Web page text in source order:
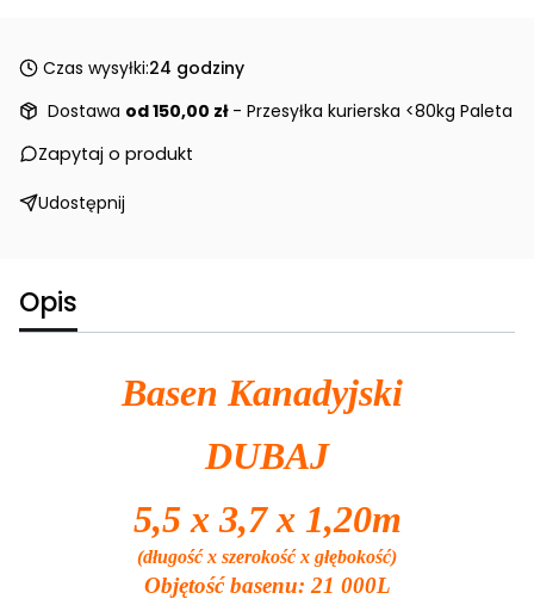
Czas wysyłki:24 godziny
Dostawa od 150,00 zł - Przesyłka kurierska <80kg Paleta
Zapytaj o produkt
Udostępnij
Opis
Basen Kanadyjski
DUBAJ
5,5 x 3,7 x 1,20m
(długość x szerokość x głębokość)
Objętość basenu: 21 000L